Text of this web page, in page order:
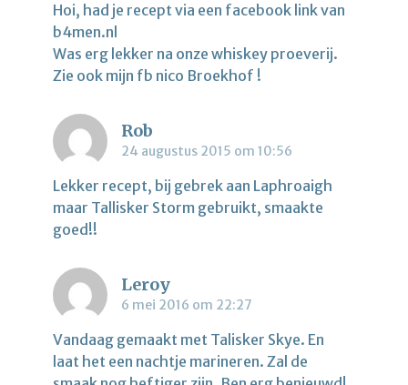
Hoi, had je recept via een facebook link van
b4men.nl
Was erg lekker na onze whiskey proeverij.
Zie ook mijn fb nico Broekhof !
Rob
24 augustus 2015 om 10:56
Lekker recept, bij gebrek aan Laphroaigh
maar Tallisker Storm gebruikt, smaakte
goed!!
Leroy
6 mei 2016 om 22:27
Vandaag gemaakt met Talisker Skye. En
laat het een nachtje marineren. Zal de